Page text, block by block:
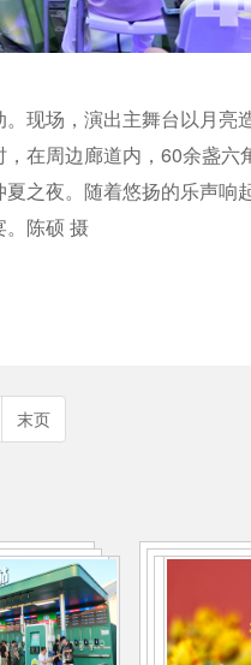
现场，演出主舞台以月亮
在周边廊道内，60余盏六
之夜。随着悠扬的乐声响
。陈硕 摄
末页